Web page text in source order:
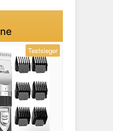
Testsieger